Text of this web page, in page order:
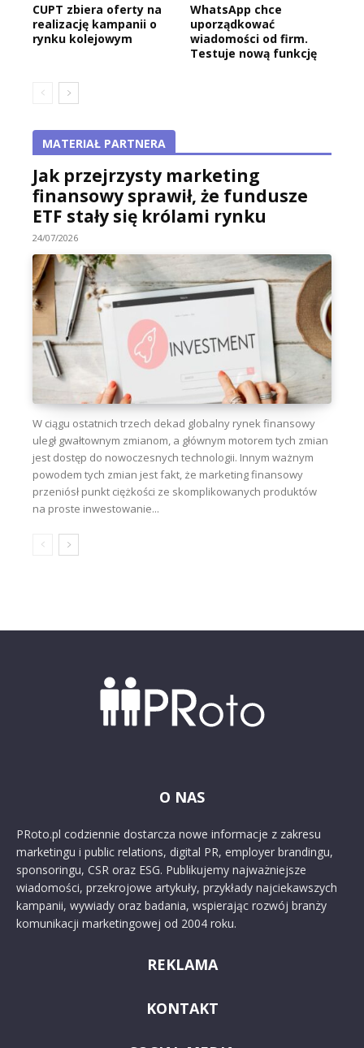
CUPT zbiera oferty na
realizację kampanii o
rynku kolejowym
WhatsApp chce
uporządkować
wiadomości od firm.
Testuje nową funkcję
MATERIAŁ PARTNERA
Jak przejrzysty marketing
finansowy sprawił, że fundusze
ETF stały się królami rynku
24/07/2026
W ciągu ostatnich trzech dekad globalny rynek finansowy
uległ gwałtownym zmianom, a głównym motorem tych zmian
jest dostęp do nowoczesnych technologii. Innym ważnym
powodem tych zmian jest fakt, że marketing finansowy
przeniósł punkt ciężkości ze skomplikowanych produktów
na proste inwestowanie...
O NAS
PRoto.pl codziennie dostarcza nowe informacje z zakresu
marketingu i public relations, digital PR, employer brandingu,
sponsoringu, CSR oraz ESG. Publikujemy najważniejsze
wiadomości, przekrojowe artykuły, przykłady najciekawszych
kampanii, wywiady oraz badania, wspierając rozwój branży
komunikacji marketingowej od 2004 roku.
REKLAMA
KONTAKT